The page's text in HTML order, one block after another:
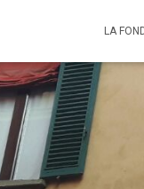
LA